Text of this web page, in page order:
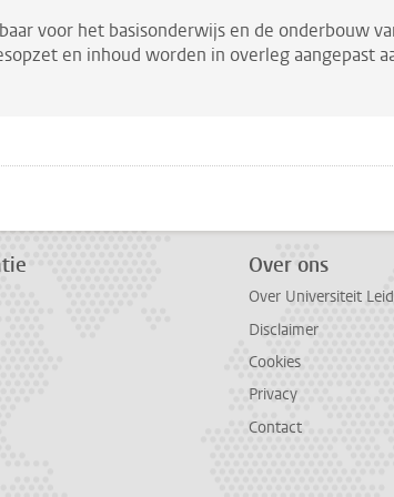
voor het basisonderwijs en de onderbouw
en inhoud worden in overleg aangepast
Over ons
Over Universiteit
Disclaimer
Cookies
Privacy
Contact